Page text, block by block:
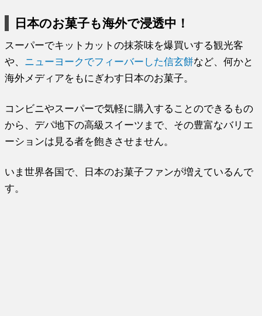
日本のお菓子も海外で浸透中！
スーパーでキットカットの抹茶味を爆買いする観光客
や、 ニューヨークでフィーバーした信玄餅など、何かと
海外メディアをもにぎわす日本のお菓子。
コンビニやスーパーで気軽に購入することのできるもの
から、デパ地下の高級スイーツまで、その豊富なバリエ
ーションは見る者を飽きさせません。
いま世界各国で、日本のお菓子ファンが増えているんで
す。